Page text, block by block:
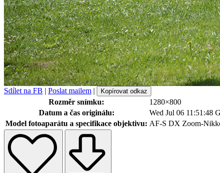
Sdílet na FB | Poslat mailem | Kopírovat odkaz
Rozměr snímku:
1280×800
Datum a čas originálu:
Wed Jul 06 11:51:48
Model fotoaparátu a specifikace objektivu: AF-S DX Zoom-